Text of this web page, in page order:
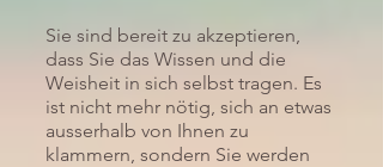
Sie sind bereit zu akzeptieren,
dass Sie das Wissen und die
Weisheit in sich selbst tragen. Es
ist nicht mehr nötig, sich an etwas
ausserhalb von Ihnen zu
klammern, sondern Sie werden